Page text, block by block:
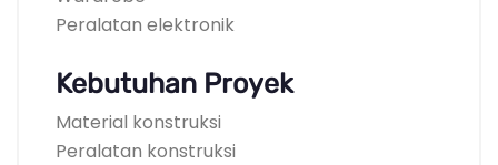
Peralatan elektronik
Kebutuhan Proyek
Material konstruksi
Peralatan konstruksi